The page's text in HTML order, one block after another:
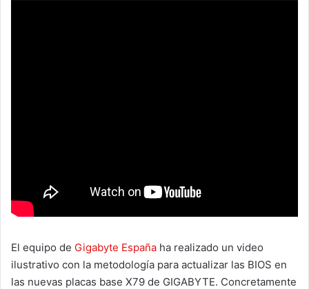
El equipo de Gigabyte España ha realizado un video
ilustrativo con la metodología para actualizar las BIOS en
las nuevas placas base X79 de GIGABYTE. Concretamente